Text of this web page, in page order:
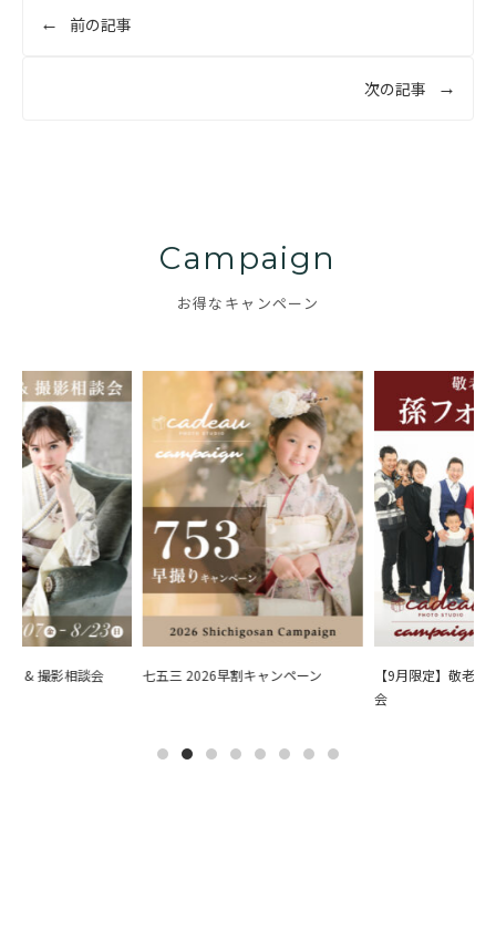
前の記事
次の記事
Campaign
お得なキャンペーン
& 撮影相談会 七五三 2026早割キャンペーン
【9月限定】敬老の
会